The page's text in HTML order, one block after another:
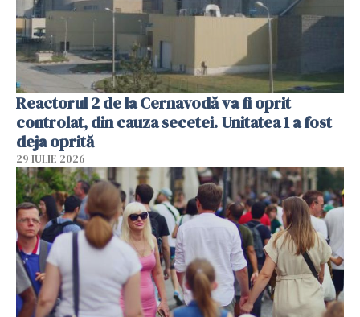
Reactorul 2 de la Cernavodă va fi oprit
controlat, din cauza secetei. Unitatea 1 a fost
deja oprită
29 IULIE 2026